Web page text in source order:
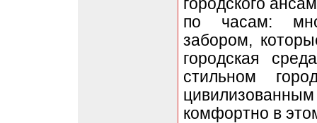
городского
по часам:
забором,
городская
стильном
комфортно в